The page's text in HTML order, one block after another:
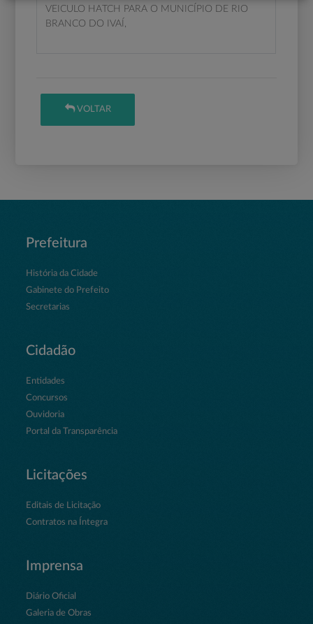
VEICULO HATCH PARA O MUNICÍPIO DE RIO
BRANCO DO IVAÍ,
VOLTAR
Prefeitura
História da Cidade
Gabinete do Prefeito
Secretarias
Cidadão
Entidades
Concursos
Ouvidoria
Portal da Transparência
Licitações
Editais de Licitação
Contratos na Íntegra
Imprensa
Diário Oficial
Galeria de Obras